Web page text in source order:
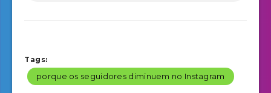
Tags:
porque os seguidores diminuem no Instagram